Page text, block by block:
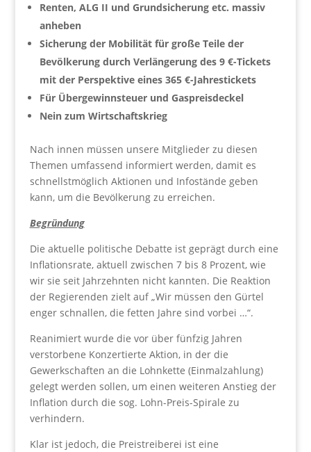
Renten, ALG II und Grundsicherung etc. massiv
anheben
Sicherung der Mobilität für große Teile der
Bevölkerung durch Verlängerung des 9 €-Tickets
mit der Perspektive eines 365 €-Jahrestickets
Für Übergewinnsteuer und Gaspreisdeckel
Nein zum Wirtschaftskrieg
Nach innen müssen unsere Mitglieder zu diesen
Themen umfassend informiert werden, damit es
schnellstmöglich Aktionen und Infostände geben
kann, um die Bevölkerung zu erreichen.
Begründung
Die aktuelle politische Debatte ist geprägt durch eine
Inflationsrate, aktuell zwischen 7 bis 8 Prozent, wie
wir sie seit Jahrzehnten nicht kannten. Die Reaktion
der Regierenden zielt auf „Wir müssen den Gürtel
enger schnallen, die fetten Jahre sind vorbei …“.
Reanimiert wurde die vor über fünfzig Jahren
verstorbene Konzertierte Aktion, in der die
Gewerkschaften an die Lohnkette (Einmalzahlung)
gelegt werden sollen, um einen weiteren Anstieg der
Inflation durch die sog. Lohn-Preis-Spirale zu
verhindern.
Klar ist jedoch, die Preistreiberei ist eine